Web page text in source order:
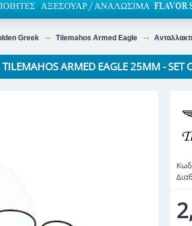
ΑΞΕΣΟΥΆΡ / ΑΝΑΛΏΣΙΜΑ FLAVOR
Greek Tilemahos Armed Eagle
TILEMAHOS ARMED EAGLE 25MM - SET